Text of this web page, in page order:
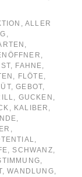
,ALLER
,
,
,
, FAHNE,
, FLÖTE,
,GEBOT,
, GUCKEN ,
, KALIBER ,
,
,
,
, SCHWANZ,
,
,WANDLUNG,